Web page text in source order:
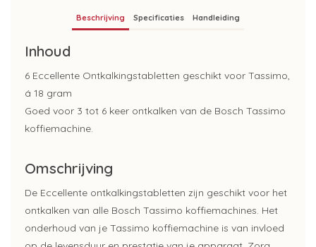
Beschrijving Specificaties Handleiding
Inhoud
6 Eccellente Ontkalkingstabletten geschikt voor Tassimo,
á 18 gram
Goed voor 3 tot 6 keer ontkalken van de Bosch Tassimo
koffiemachine.
Omschrijving
De Eccellente ontkalkingstabletten zijn geschikt voor het
ontkalken van alle Bosch Tassimo koffiemachines. Het
onderhoud van je Tassimo koffiemachine is van invloed